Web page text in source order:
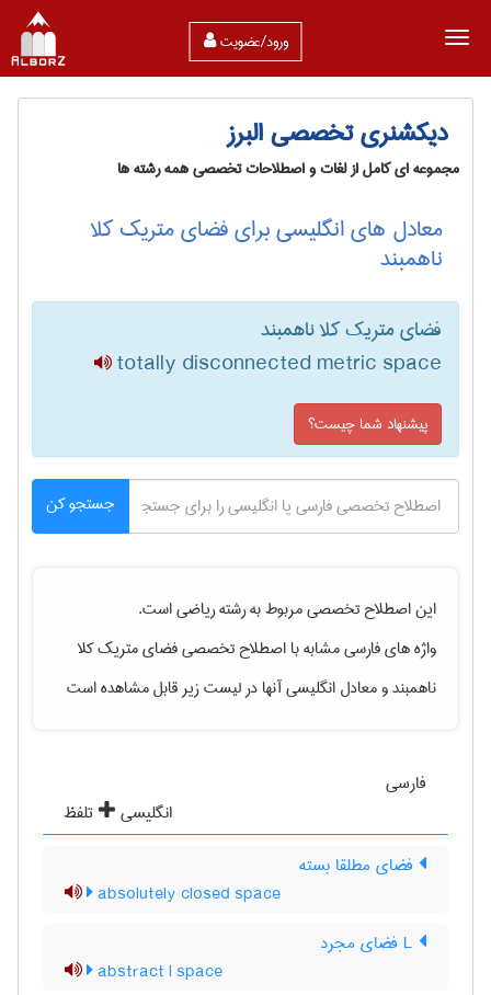
ورود/عضویت
دیکشنری تخصصی البرز
مجموعه ای کامل از لغات و اصطلاحات تخصصی همه رشته ها
معادل های انگلیسی برای فضای متریک کلا
ناهمبند
فضای متریک کلا ناهمبند
totally disconnected metric space
پیشنهاد شما چیست؟
جستجو کن
این اصطلاح تخصصی مربوط به رشتهرياضیاست.
واژه های فارسی مشابه با اصطلاح تخصصیفضای متریک کلا
ناهمبندو معادل انگلیسی آنها در لیست زیر قابل مشاهده است
فارسی
انگلیسی
تلفظ
فضای مطلقا بسته
absolutely closed space
abstract l space